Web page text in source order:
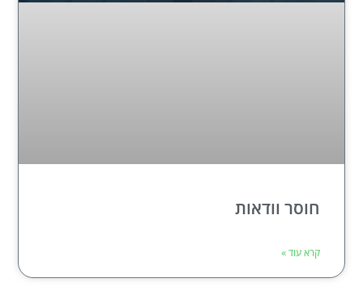
חוסר וודאות
קרא עוד »